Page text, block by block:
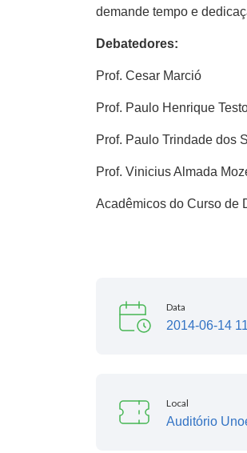
demande tempo e
Debatedores:
Prof. Cesar Marció
Prof. Paulo Henrique
Prof. Paulo Trindade dos
Prof. Vinicius Almada
Acadêmicos do Curso de
Data
2014-06-14
Local
Auditório